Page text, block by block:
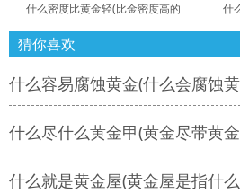
什么密度比黄金轻(比金密度高的 什
猜你喜欢
什么容易腐蚀黄金(什么会腐蚀
什么尽什么黄金甲(黄金尽带黄
什么就是黄金屋(黄金屋是指什